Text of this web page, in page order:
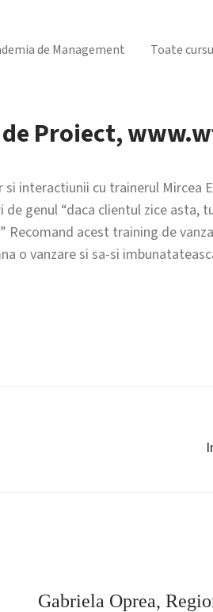
de Management Toate
Proiect,
interactiunii cu trainerul Mircea
genul “daca clientul zice asta,
Recomand acest training de
o vanzare si sa-si
Gabriela Oprea,